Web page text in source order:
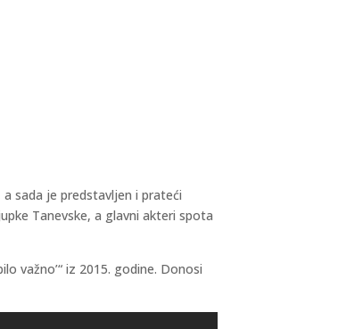
sada je predstavljen i prateći
Tanevske, a glavni akteri spota
važno’“ iz 2015. godine. Donosi